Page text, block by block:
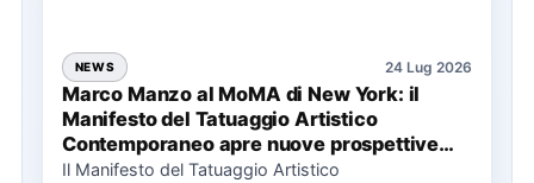
NEWS 24 Lug 2026
Marco Manzo al MoMA di New York: il
Manifesto del Tatuaggio Artistico
Contemporaneo apre nuove prospettive
per il collezionismo
Il Manifesto del Tatuaggio Artistico